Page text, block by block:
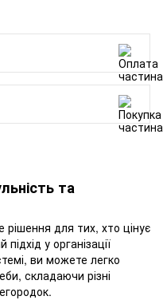
та
для тих, хто цінує
у організації
ви можете легко
складаючи різні